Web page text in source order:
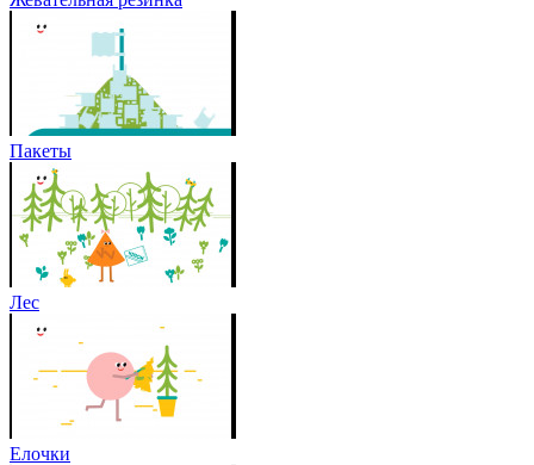
Пакеты
Лес
Елочки